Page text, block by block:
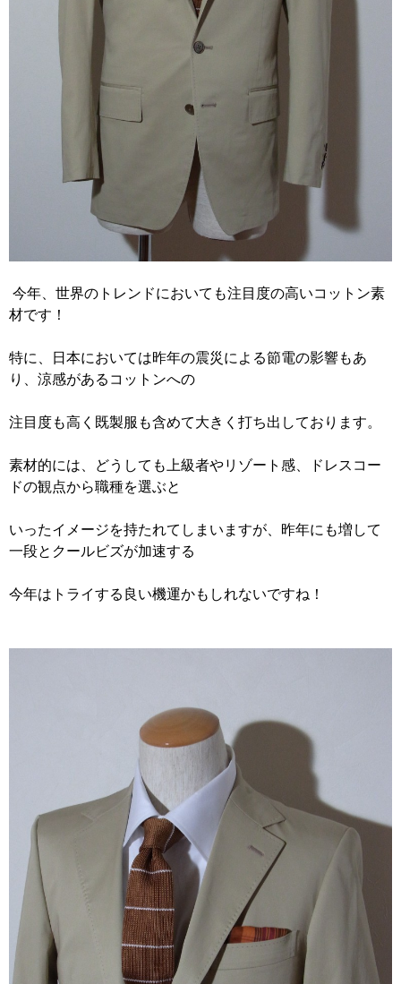
今年、世界のトレンドにおいても注目度の高いコットン素
材です！
特に、日本においては昨年の震災による節電の影響もあ
り、涼感があるコットンへの
注目度も高く既製服も含めて大きく打ち出しております。
素材的には、どうしても上級者やリゾート感、ドレスコー
ドの観点から職種を選ぶと
いったイメージを持たれてしまいますが、昨年にも増して
一段とクールビズが加速する
今年はトライする良い機運かもしれないですね！